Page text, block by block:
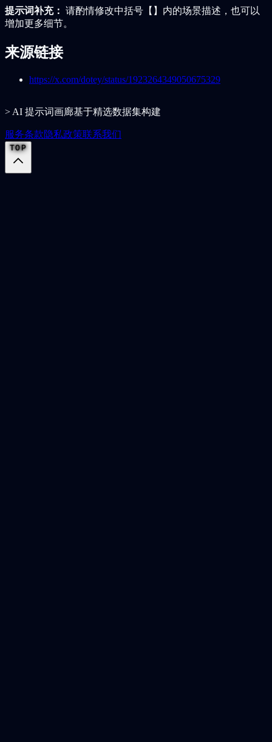
提示词补充： 请酌情修改中括号【】内的场景描述，也可以
增加更多细节。
来源链接
https://x.com/dotey/status/1923264349050675329
> AI 提示词画廊基于精选数据集构建
服务条款隐私政策联系我们
TOP